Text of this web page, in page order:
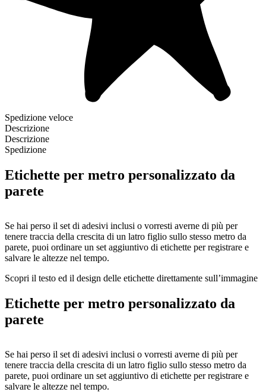
Spedizione veloce
Descrizione
Descrizione
Spedizione
Etichette per metro personalizzato da
parete
Se hai perso il set di adesivi inclusi o vorresti averne di più per
tenere traccia della crescita di un latro figlio sullo stesso metro da
parete, puoi ordinare un set aggiuntivo di etichette per registrare e
salvare le altezze nel tempo.
Scopri il testo ed il design delle etichette direttamente sull’immagine
Le etichette sono scrivibili con un pennarello indelebile e potrai
personalizzare il tuo metro da parete con le altezze nei momenti
migliori.
Etichette per metro personalizzato da
parete
Se hai perso il set di adesivi inclusi o vorresti averne di più per
tenere traccia della crescita di un latro figlio sullo stesso metro da
parete, puoi ordinare un set aggiuntivo di etichette per registrare e
salvare le altezze nel tempo.